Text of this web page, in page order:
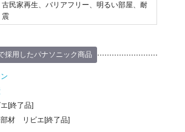
古民家再生、バリアフリー、明るい部屋、耐
震
採用したパナソニック商品
[終了品]
部材 リビエ[終了品]